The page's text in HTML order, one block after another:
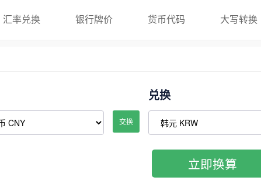
汇率兑换 银行牌价 货币代码 大写转换
交换
兑换
立即换算